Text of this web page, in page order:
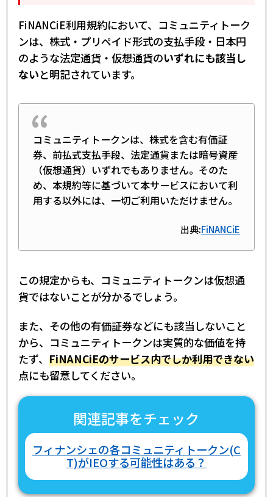
FiNANCiE利用規約において、コミュニティトーク
ンは、株式・プリペイド形式の支払手段・日本円
のような法定通貨・仮想通貨のいずれにも該当し
ないと明記されています。
コミュニティトークンは、株式を含む有価証
券、前払式支払手段、法定通貨または暗号資産
（仮想通貨）いずれでもありません。そのた
め、本規約等に基づいて本サービスにおいて利
用する以外には、一切ご利用いただけません。
出典:FiNANCiE
この規定からも、コミュニティトークンは仮想通
貨ではないことが分かるでしょう。
また、その他の有価証券などにも該当しないこと
から、コミュニティトークンは実質的な価値を持
たず、 FiNANCiEのサービス内でしか利用できない
点にも留意してください。
関連記事をチェック
フィナンシェの各コミュニティトークン(C
T)がIEOする可能性はある？